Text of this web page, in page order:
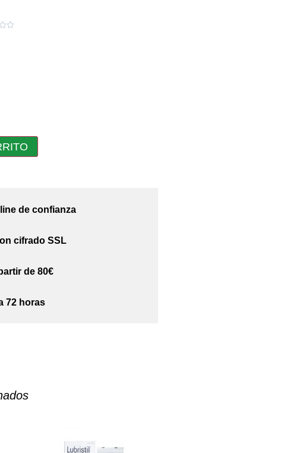

de confianza
cifrado SSL
de 80€
72 horas